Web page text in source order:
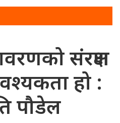
संरक्षण
हो :
पौडेल